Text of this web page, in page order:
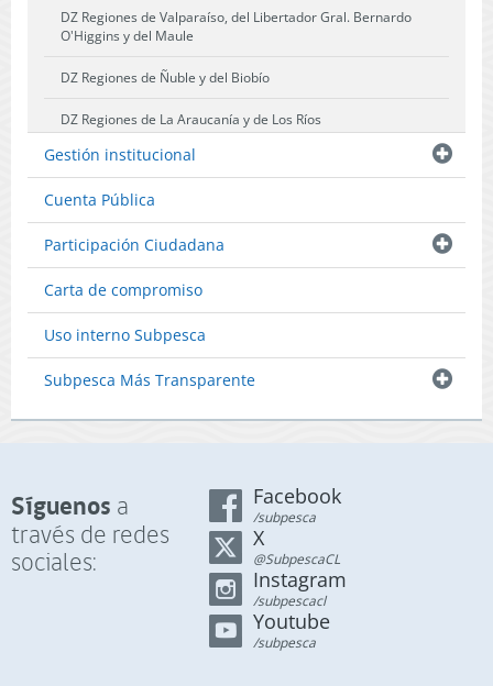
DZ Regiones de Valparaíso, del Libertador Gral. Bernardo
O'Higgins y del Maule
DZ Regiones de Ñuble y del Biobío
DZ Regiones de La Araucanía y de Los Ríos
DZ Región de Los Lagos
DZ Región de Aysén del General Carlos Ibañez del Campo
DZ Región de Magallanes y La Antártica Chilena
Gestión institucional
Cuenta Pública
Participación Ciudadana
Carta de compromiso
Uso interno Subpesca
Subpesca Más Transparente
Síguenos a
través de redes
sociales:
Facebook
/subpesca
X
@SubpescaCL
Instagram
/subpescacl
Youtube
/subpesca